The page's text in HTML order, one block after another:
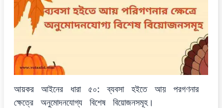
আয়কর আইনের ধারা ৫০: ব্যবসা হইতে আয় পরগণনার
ক্ষেত্রে অনুমোদনযোগ্য বিশেষ বিয়োজনসমূহ।